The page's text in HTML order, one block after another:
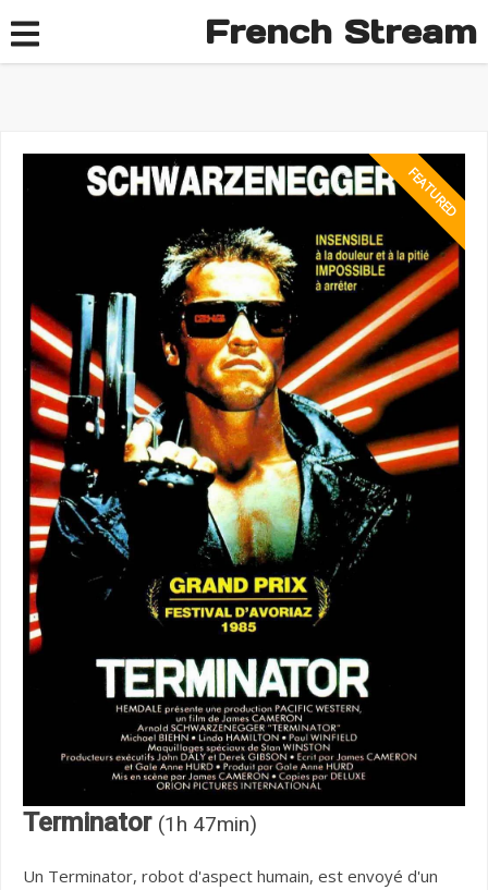
French Stream
Terminator (1h 47min)
Un Terminator, robot d'aspect humain, est envoyé d'un